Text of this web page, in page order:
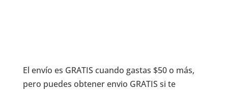
El envío es GRATIS cuando gastas $50 o más,
pero puedes obtener envio GRATIS si te